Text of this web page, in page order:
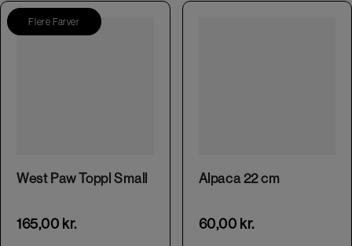
Flere Farver
West Paw Toppl Small
165,00 kr.
Alpaca 22 cm
60,00 kr.